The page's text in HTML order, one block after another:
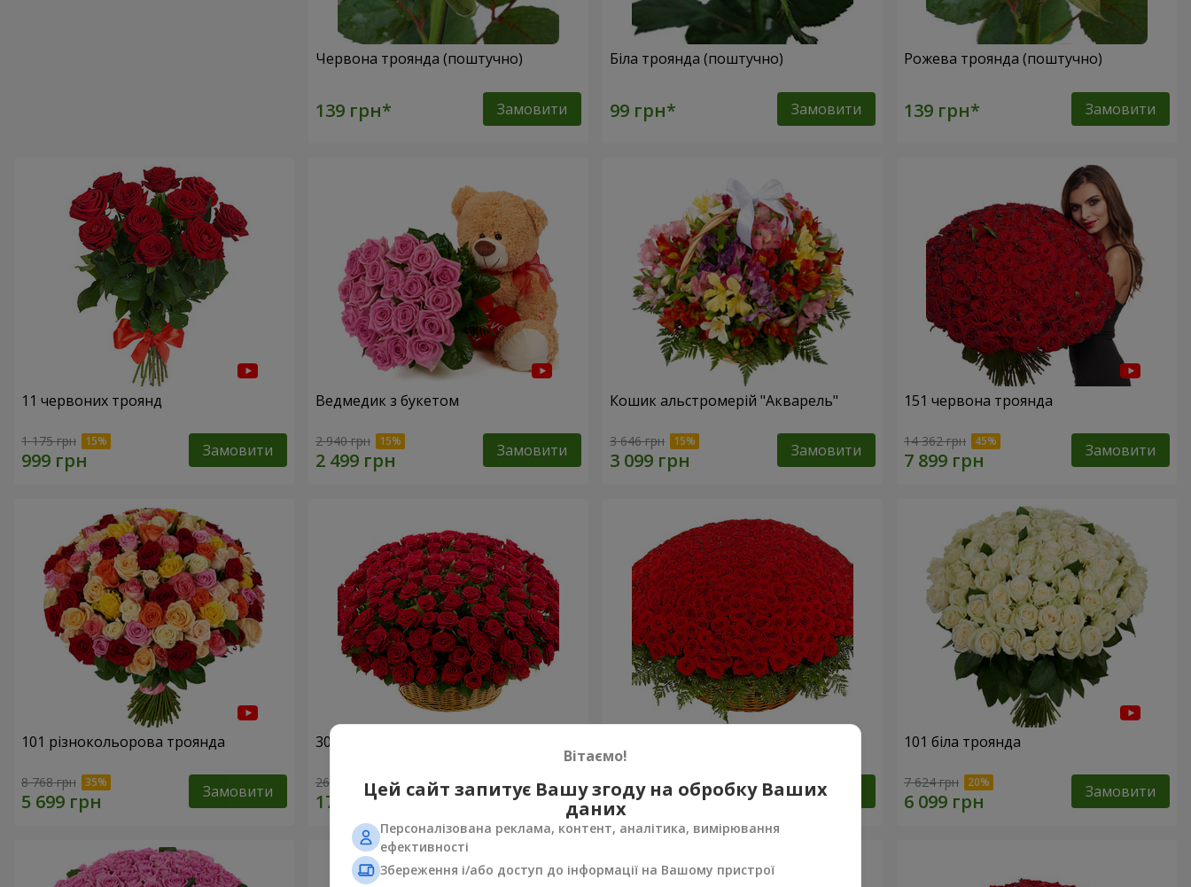
Червона троянда (поштучно)
Замовити
Біла троянда (поштучно)
Замовити
Рожева троянда (поштучно)
Замовити
11 червоних троянд
1 175 грн Замовити
Ведмедик з букетом
2 940 грн Замовити
Кошик альстромерій "Акварель"
3 646 грн Замовити
151 червона троянда
14 362 грн Замовити
101 різнокольорова троянда
8 768 грн Замовити
301 червона троянда
26 398 грн Замовити 51 998 грн Замовити
101 біла троянда
7 624 грн Замовити
Вітаємо!
Цей сайт запитує Вашу згоду на обробку Ваших
даних
Персоналізована реклама, контент, аналітика, вимірювання
ефективності
Збереження і/або доступ до інформації на Вашому пристрої